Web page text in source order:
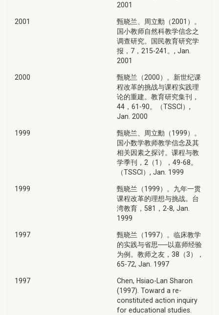
2001
2001
甄晓兰、周立勳（2001）。
国小教师自然科教学信念之
调查研究。国民教育研究学
报，7，215-241。, Jan.
2001
2000
甄晓兰（2000）。新世纪课
程改革的挑战与课程实践理
论的重建。教育研究集刊，
44，61-90。（TSSCI）,
Jan. 2000
1999
甄晓兰、周立勳（1999）。
国小数学教师教学信念及其
相关因素之探讨。课程与教
学季刊，2（1），49-68。
（TSSCI）, Jan. 1999
1999
甄晓兰（1999）。九年一贯
课程改革的理想与挑战。台
湾教育，581，2-8, Jan.
1999
1997
甄晓兰（1997）。临床教学
的实践与省思──以嘉师经验
为例。教师之友，38（3），
65-72, Jan. 1997
1997
Chen, Hsiao-Lan Sharon
(1997). Toward a re-
constituted action inquiry
for educational studies.